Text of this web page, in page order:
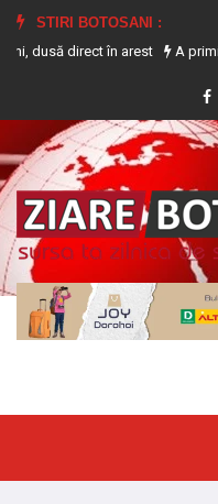
STIRI BOTOSANI :
în arest
A primit ordin de